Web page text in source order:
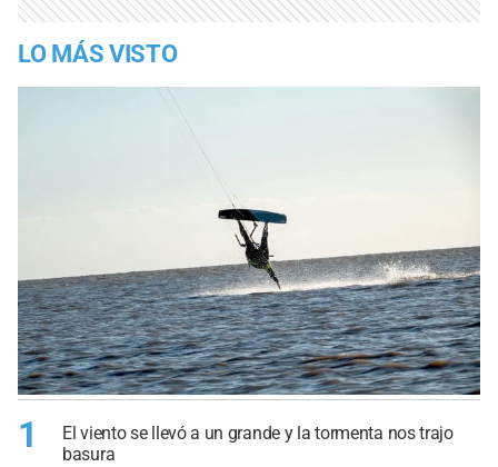
LO MÁS VISTO
1
El viento se llevó a un grande y la tormenta nos trajo
basura